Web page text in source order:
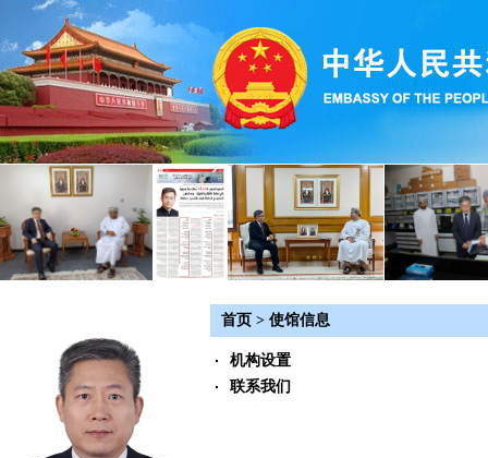
首页 > 使馆信息
机构设置
联系我们